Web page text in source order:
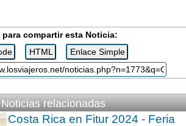
para compartir esta Noticia:
Noticias relacionadas
Costa Rica en Fitur 2024 - Feria